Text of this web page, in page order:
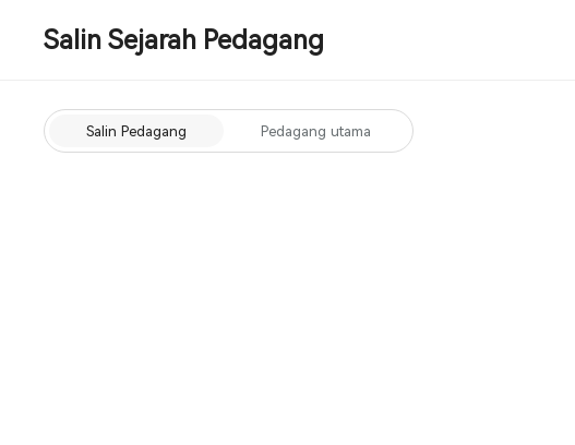
Salin Sejarah Pedagang
Salin Pedagang Pedagang utama